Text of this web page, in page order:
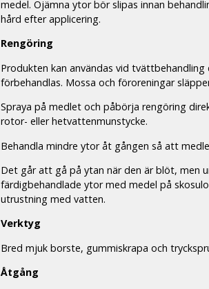
medel. Ojämna ytor bör slipas innan
hård efter applicering.
Rengöring
Produkten kan användas vid
förbehandlas. Mossa och föroreningar
Spraya på medlet och påbörja rengöring
rotor- eller hetvattenmunstycke.
Behandla mindre ytor åt gången så att
Det går att gå på ytan när den är blöt, men
färdigbehandlade ytor med medel på
utrustning med vatten.
Verktyg
Bred mjuk borste, gummiskrapa och
Åtgång